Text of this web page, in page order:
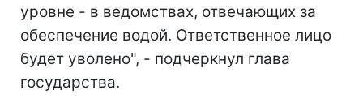
уровне - в ведомствах, отвечающих за
обеспечение водой. Ответственное лицо
будет уволено", - подчеркнул глава
государства.